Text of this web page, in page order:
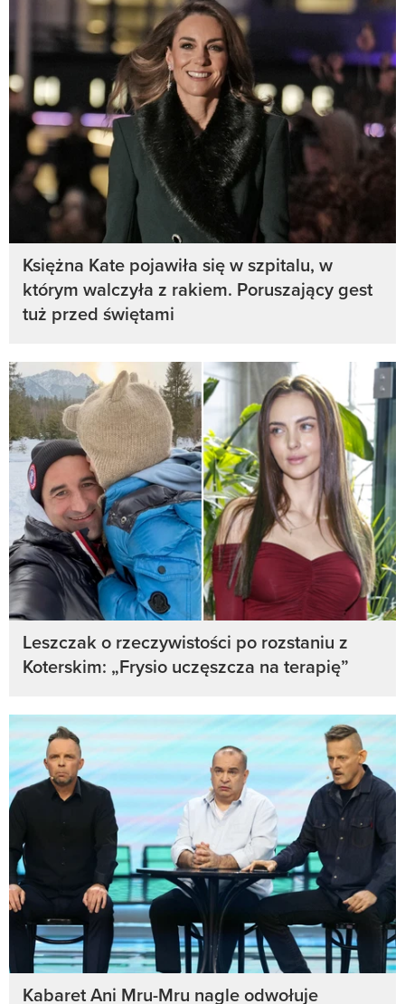
Księżna Kate pojawiła się w szpitalu, w
którym walczyła z rakiem. Poruszający gest
tuż przed świętami
Leszczak o rzeczywistości po rozstaniu z
Koterskim: „Frysio uczęszcza na terapię”
Kabaret Ani Mru-Mru nagle odwołuje